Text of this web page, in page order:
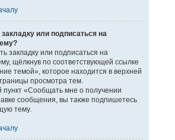
или подписаться на
закладку или подписаться на
щёлкнув по соответствующей ссылке
темой», которое находится в верхней
просмотра тем.
пункт «Сообщать мне о получении
сообщения, вы также подпишетесь
тему.